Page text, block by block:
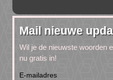
Mail nieuwe
Wil je de nieuwste woorden
nu gratis in!
E-mailadres